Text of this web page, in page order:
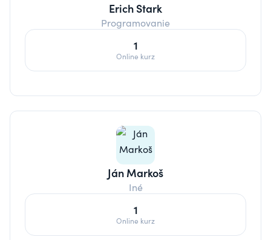
Erich Stark
Programovanie
1
Online kurz
Ján Markoš
Iné
1
Online kurz